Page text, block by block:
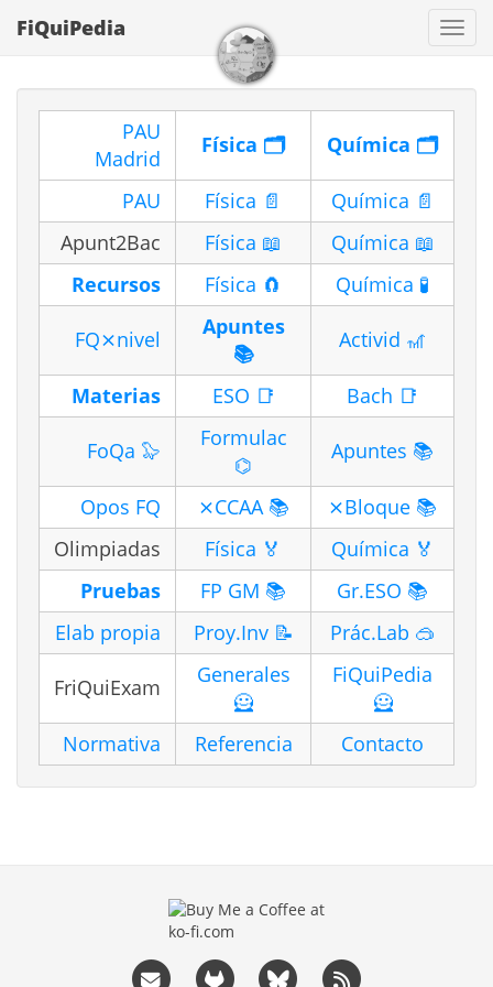
FiQuiPedia
PAU
Madrid
Física 🗂️ Química 🗂️
PAU Física 📄
Química 📄
Apunt2Bac
Física 📖
Química 📖
Recursos
Física 🧲 Química 🧪
FQ⨯nivel
Apuntes
📚
Activid 🎢
Materias ESO 📑 Bach 📑
FoQa 🦭
Formulac
⌬
Apuntes 📚
Opos FQ ⨯CCAA 📚
⨯Bloque 📚
Olimpiadas
Física 🏅
Química 🏅
Pruebas
FP GM 📚
Gr.ESO 📚
Elab propia
Proy.Inv 📝 Prác.Lab 🥽
FriQuiExam
Generales
🦸
FiQuiPedia
🦸
Normativa
Referencia Contacto